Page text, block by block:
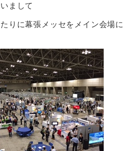
まして
りに幕張メッセをメイン会場に